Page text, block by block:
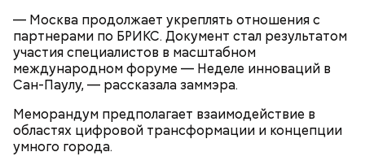
— Москва продолжает укреплять отношения с
партнерами по БРИКС. Документ стал результатом
участия специалистов в масштабном
международном форуме — Неделе инноваций в
Сан-Паулу, — рассказала заммэра.
Меморандум предполагает взаимодействие в
областях цифровой трансформации и концепции
умного города.
умными машинами. Кроме того, установить
некоторые компоненты и исправить неточности
может только человек, — говорит Павел и